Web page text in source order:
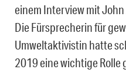
einem Interview mit
Die Fürsprecherin für
Umweltaktivistin hatte
2019 eine wichtige Rolle